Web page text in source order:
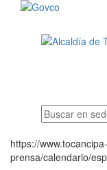
https://
prensa/calendario/